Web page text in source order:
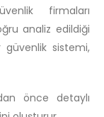
firmaları
analiz edildiği
güvenlik sistemi,
önce detaylı